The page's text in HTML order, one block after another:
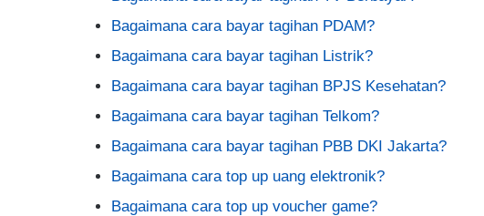
Bagaimana cara bayar tagihan PDAM?
Bagaimana cara bayar tagihan Listrik?
Bagaimana cara bayar tagihan BPJS Kesehatan?
Bagaimana cara bayar tagihan Telkom?
Bagaimana cara bayar tagihan PBB DKI Jakarta?
Bagaimana cara top up uang elektronik?
Bagaimana cara top up voucher game?